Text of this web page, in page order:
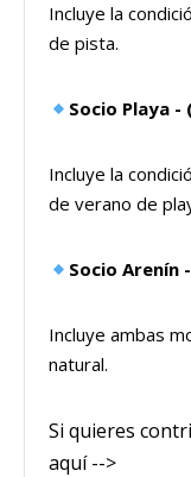
Incluye la
de pista.
Socio Playa
Incluye la
de verano de
Socio Arenín
Incluye ambas
natural.
Si quieres
aquí -->